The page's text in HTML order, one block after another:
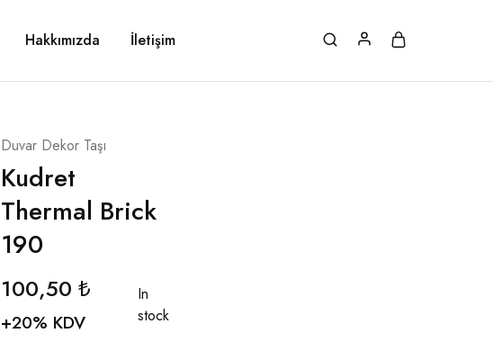
Hakkımızda İletişim
Duvar Dekor Taşı
Kudret
Thermal Brick
190
100,50 ₺
+20% KDV
In
stock